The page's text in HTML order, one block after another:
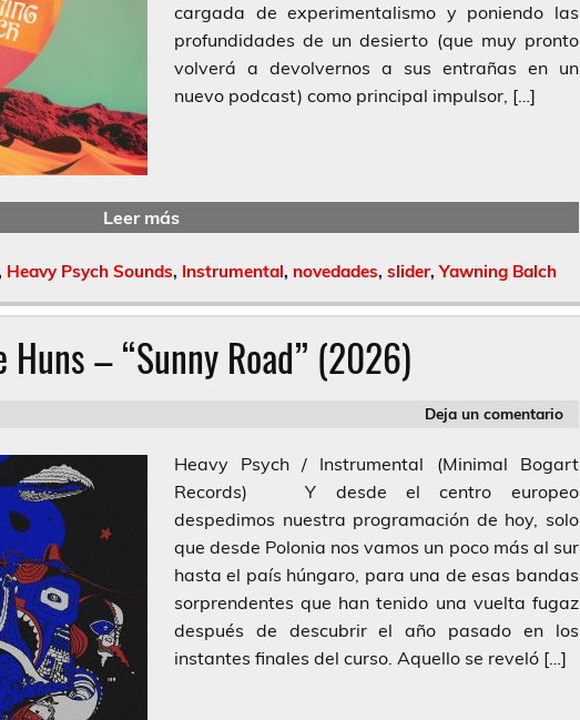
cargada de experimentalismo y poniendo las
profundidades de un desierto (que muy pronto
volverá a devolvernos a sus entrañas en un
nuevo podcast) como principal impulsor, […]
Leer más
Heavy Psych Sounds, Instrumental, novedades, slider,Yawning Balch
Huns – “Sunny Road” (2026)
Deja un comentario
Heavy Psych / Instrumental (Minimal Bogart
Records) Y desde el centro europeo
despedimos nuestra programación de hoy, solo
que desde Polonia nos vamos un poco más al sur
hasta el país húngaro, para una de esas bandas
sorprendentes que han tenido una vuelta fugaz
después de descubrir el año pasado en los
instantes finales del curso. Aquello se reveló […]